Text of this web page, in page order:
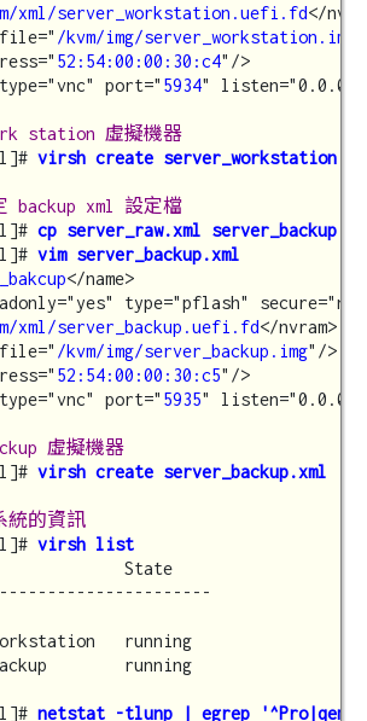
xml/server_workstation.uefi.fd</
/kvm/img/server_workstation.img
52:54:00:00:30:c4"/>
port="
5934" listen="0.0.0.0"
station 虛擬機器
virsh create
backup xml 設定檔
cp server_raw.xml
vim server_backup.xml
</name>
type="pflash"
xml/server_backup.uefi.fd</nvram>
/kvm/img/server_backup.img"/>
52:54:00:00:30:c5"/>
port="
5935" listen="0.0.0.0"
虛擬機器
virsh create server_backup.xml
的資訊
virsh list
State
running
running
netstat -tlunp | egrep '^Pro|qemu'